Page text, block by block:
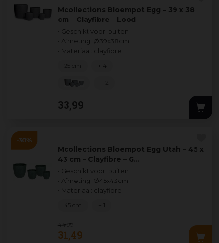
Mcollections Bloempot Egg – 39 x 38
cm – Clayfibre – Lood
• Geschikt voor: buiten
• Afmeting: Ø39x38cm
• Materiaal: clayfibre
33,99
25 cm + 4
+ 2
Mcollections Bloempot Egg Utah – 45 x
43 cm – Clayfibre – G…
• Geschikt voor: buiten
• Afmeting: Ø45x43cm
• Materiaal: clayfibre
44 99
31,49
45 cm + 1